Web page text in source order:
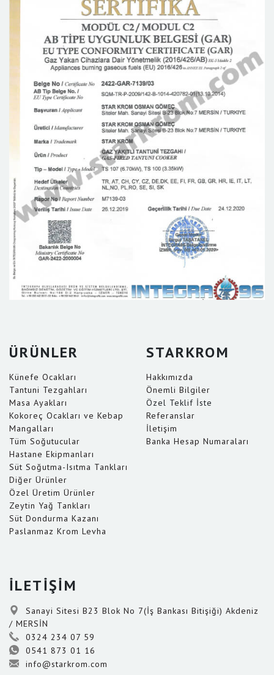
ÜRÜNLER
Künefe Ocakları
Tantuni Tezgahları
Masa Ayakları
Kokoreç Ocakları ve Kebap
Mangalları
Tüm Soğutucular
Hastane Ekipmanları
Süt Soğutma-Isıtma Tankları
Diğer Ürünler
Özel Üretim Ürünler
Zeytin Yağ Tankları
Süt Dondurma Kazanı
Paslanmaz Krom Levha
STARKROM
Hakkımızda
Önemli Bilgiler
Özel Teklif İste
Referanslar
İletişim
Banka Hesap Numaraları
İLETİŞİM
Sanayi Sitesi B23 Blok No 7(İş Bankası Bitişiği) Akdeniz
/ MERSİN
0324 234 07 59
0541 873 01 16
info@starkrom.com